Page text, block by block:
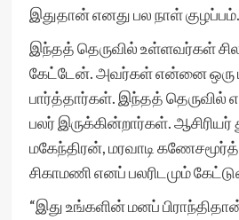
இதுதான் எனது பல நாள் குழப்பம்.
இந்தத் தெருவில் உள்ளவர்கள்
கேட்டேன். அவர்கள் என்னை ஒரு
பார்த்தார்கள். இந்தத்
பலர் இருக்கின்றார்கள்.
மகேந்திரன், மரவாடி
சிகாமணி எனப் பலரிடமும்
“இது உங்களின் மனப்